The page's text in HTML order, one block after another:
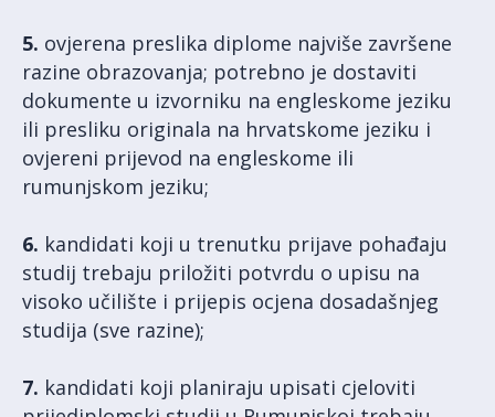
5. ovjerena preslika diplome najviše završene
razine obrazovanja; potrebno je dostaviti
dokumente u izvorniku na engleskome jeziku
ili presliku originala na hrvatskome jeziku i
ovjereni prijevod na engleskome ili
rumunjskom jeziku;
6. kandidati koji u trenutku prijave pohađaju
studij trebaju priložiti potvrdu o upisu na
visoko učilište i prijepis ocjena dosadašnjeg
studija (sve razine);
7. kandidati koji planiraju upisati cjeloviti